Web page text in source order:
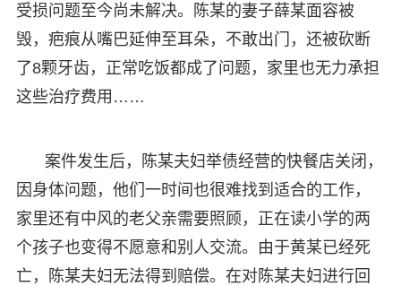
受损问题至今尚未解决。陈某的妻子薛某面容被
毁，疤痕从嘴巴延伸至耳朵，不敢出门，还被砍断
了8颗牙齿，正常吃饭都成了问题，家里也无力承担
这些治疗费用……
案件发生后，陈某夫妇举债经营的快餐店关闭，
因身体问题，他们一时间也很难找到适合的工作，
家里还有中风的老父亲需要照顾，正在读小学的两
个孩子也变得不愿意和别人交流。由于黄某已经死
亡，陈某夫妇无法得到赔偿。在对陈某夫妇进行回